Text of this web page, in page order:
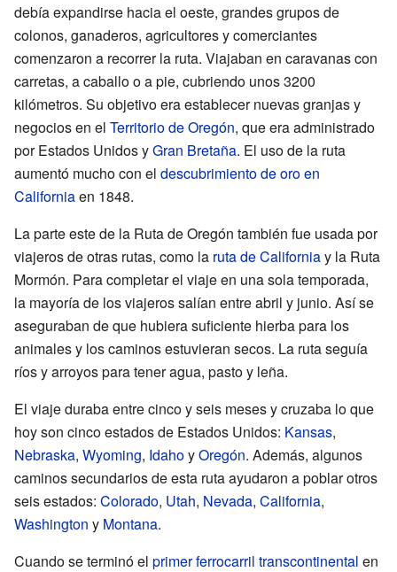
debía expandirse hacia el oeste, grandes grupos de
colonos, ganaderos, agricultores y comerciantes
comenzaron a recorrer la ruta. Viajaban en caravanas con
carretas, a caballo o a pie, cubriendo unos 3200
kilómetros. Su objetivo era establecer nuevas granjas y
negocios en el Territorio de Oregón, que era administrado
por Estados Unidos yGran Bretaña. El uso de la ruta
aumentó mucho con el descubrimiento de oro en
Californiaen 1848.
La parte este de la Ruta de Oregón también fue usada por
viajeros de otras rutas, como la ruta de Californiay la Ruta
Mormón. Para completar el viaje en una sola temporada,
la mayoría de los viajeros salían entre abril y junio. Así se
aseguraban de que hubiera suficiente hierba para los
animales y los caminos estuvieran secos. La ruta seguía
ríos y arroyos para tener agua, pasto y leña.
El viaje duraba entre cinco y seis meses y cruzaba lo que
hoy son cinco estados de Estados Unidos: Kansas,
Nebraska, Wyoming, IdahoyOregón. Además, algunos
caminos secundarios de esta ruta ayudaron a poblar otros
seis estados: Colorado, Utah, Nevada, California,
Washington y Montana.
Cuando se terminó el primer ferrocarril transcontinental en